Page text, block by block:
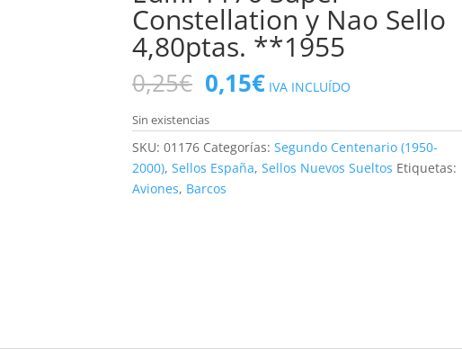
Constellation y Nao Sello
4,80ptas. **1955
0,25€ El
precio
original
era:
0,25€.
0,15€El
precio
actual
es:
0,15€.
IVA INCLUÍDO
Sin existencias
SKU:01176 Categorías:Segundo Centenario (1950-
2000),Sellos España,Sellos Nuevos Sueltos Etiquetas:
Aviones, Barcos